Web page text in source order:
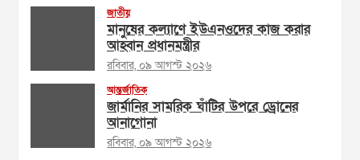
জাতীয়
মানুষের কল্যাণে ইউএনওদের কাজ করার
আহ্বান প্রধানমন্ত্রীর
রবিবার, ০৯ আগস্ট ২০২৬
আন্তর্জাতিক
জার্মানির সামরিক ঘাঁটির উপরে ড্রোনের
আনাগোনা
রবিবার, ০৯ আগস্ট ২০২৬